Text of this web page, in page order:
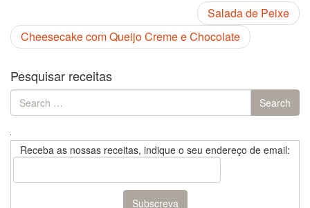
Salada de Peixe
Cheesecake com Queijo Creme e Chocolate
Pesquisar receitas
Search
for:
Search
Receba as nossas receitas, indique o seu endereço de email: